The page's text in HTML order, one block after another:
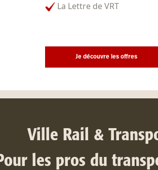
La Lettre de VRT
Je découvre les offres
Ville Rail &
les pros du